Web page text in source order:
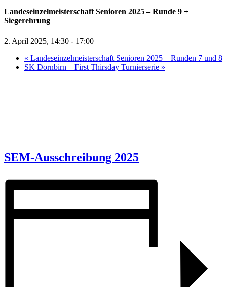
Landeseinzelmeisterschaft Senioren 2025 – Runde 9 +
Siegerehrung
2. April 2025, 14:30 - 17:00
« Landeseinzelmeisterschaft Senioren 2025 – Runden 7 und 8
SK Dornbirn – First Thirsday Turnierserie »
SEM-Ausschreibung 2025